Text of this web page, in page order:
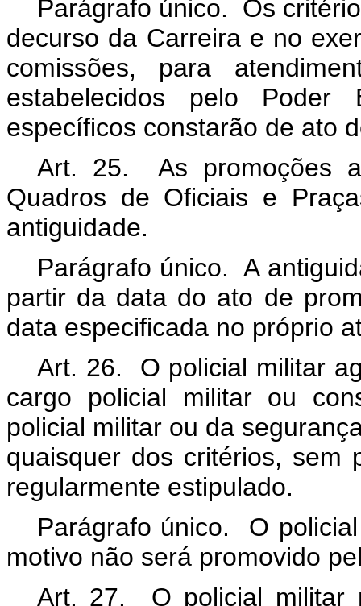
Parágrafo único. Os
decurso da Carreira e no
comissões, para
estabelecidos pelo
específicos constarão de ato
Art. 25. As promoções
Quadros de Oficiais e
antiguidade.
Parágrafo único. A
partir da data do ato de
data especificada no próprio
Art. 26. O policial militar
cargo policial militar ou
policial militar ou da
quaisquer dos critérios, sem
regularmente estipulado.
Parágrafo único. O
motivo não será promovido
Art. 27. O policial militar